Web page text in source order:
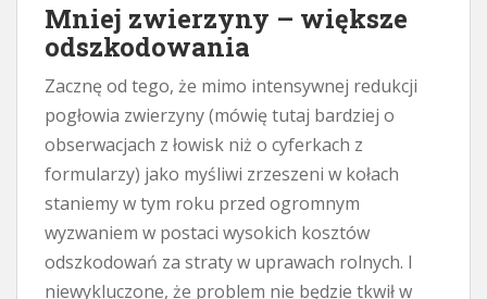
Mniej zwierzyny – większe
odszkodowania
Zacznę od tego, że mimo intensywnej redukcji
pogłowia zwierzyny (mówię tutaj bardziej o
obserwacjach z łowisk niż o cyferkach z
formularzy) jako myśliwi zrzeszeni w kołach
staniemy w tym roku przed ogromnym
wyzwaniem w postaci wysokich kosztów
odszkodowań za straty w uprawach rolnych. I
niewykluczone, że problem nie będzie tkwił w